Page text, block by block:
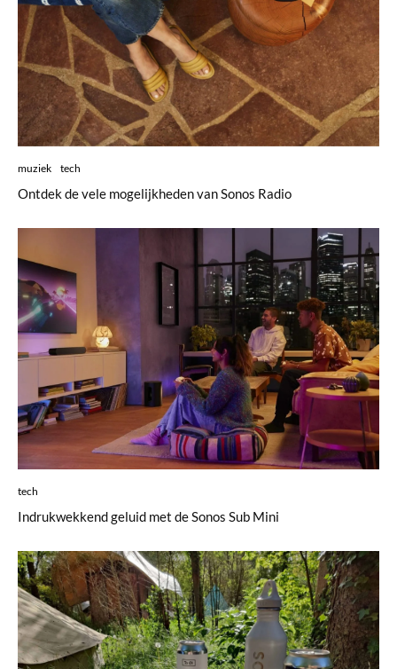
muziek tech
Ontdek de vele mogelijkheden van Sonos Radio
tech
Indrukwekkend geluid met de Sonos Sub Mini